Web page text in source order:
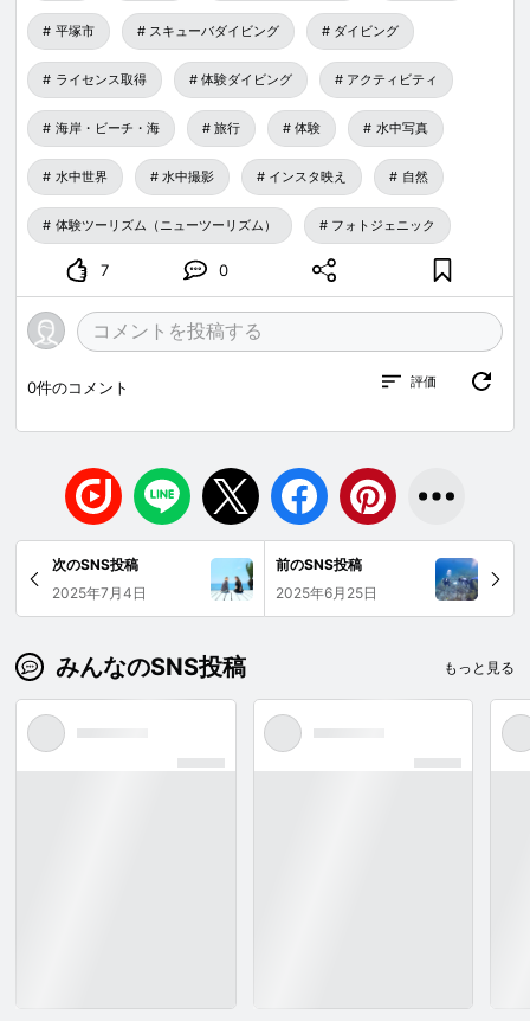
平塚市 スキューバダイビング ダイビング
ライセンス取得 体験ダイビング アクティビティ
海岸・ビーチ・海 旅行 体験 水中写真
水中世界 水中撮影 インスタ映え 自然
体験ツーリズム（ニューツーリズム） フォトジェニック
7 0
0件のコメント 評価
次のSNS投稿
2025年7月4日
前のSNS投稿
2025年6月25日
みんなのSNS投稿 もっと見る